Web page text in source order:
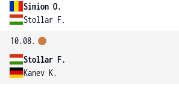
Simion O.
Stollar F.
10.08.
Stollar F.
Kanev K.